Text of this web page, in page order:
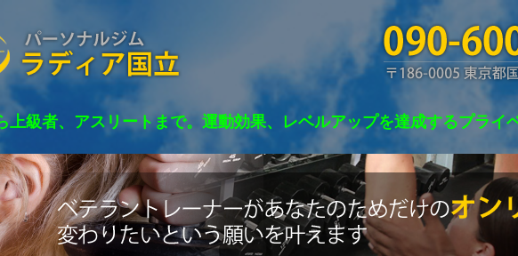
東京都国立市のパーソナルジム RADIA(ラデ
上級者、アスリートまで。運動効果、レベルアップを達成するプライ